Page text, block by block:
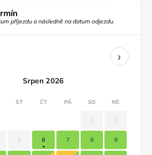
příjezdu a následně na datum odjezdu.
›
Srpen 2026
ST ČT PÁ SO NE
1 2
5 6 7 8 9